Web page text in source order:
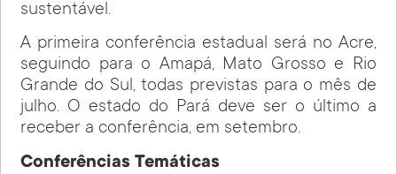
sustentável.
A primeira conferência estadual será no Acre,
seguindo para o Amapá, Mato Grosso e Rio
Grande do Sul, todas previstas para o mês de
julho. O estado do Pará deve ser o último a
receber a conferência, em setembro.
Conferências Temáticas